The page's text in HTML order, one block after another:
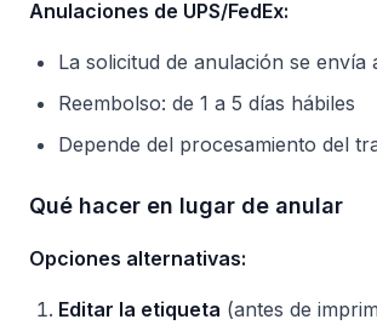
Anulaciones de UPS/FedEx:
La solicitud de anulación se envía
Reembolso: de 1 a 5 días hábiles
Depende del procesamiento del
Qué hacer en lugar de anular
Opciones alternativas:
Editar la etiqueta (antes de